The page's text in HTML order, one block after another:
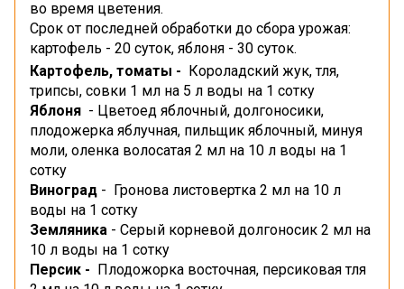
во время цветения.
Срок от последней обработки до сбора урожая:
картофель - 20 суток, яблоня - 30 суток.
Картофель, томаты -
Короладский жук, тля,
трипсы, совки 1 мл на 5 л воды на 1 сотку
Яблоня - Цветоед яблочный, долгоносики,
плодожерка яблучная, пильщик яблочный, минуя
моли, оленка волосатая 2 мл на 10 л воды на 1
сотку
Виноград - Гронова листовертка 2 мл на 10 л
воды на 1 сотку
Земляника - Серый корневой долгоносик 2 мл на
10 л воды на 1 сотку
Персик -
Плодожорка восточная, персиковая тля